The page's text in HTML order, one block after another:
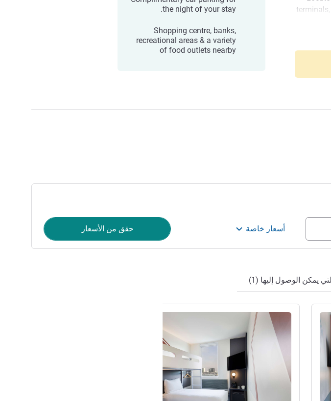
longer
hotel.
Hello
ibis
the night of your stay.
Shopping centre, banks,
recreational areas & a variety
of food outlets nearby
أسعار خاصة حقق من الأسعار
يمكن الوصول إليها (1)
راجع التفاصيل